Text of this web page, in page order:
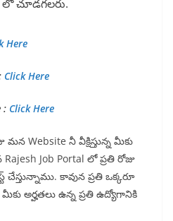
చూడగలరు.
Here
Click Here
: Click Here
Website నీ వీక్షిస్తున్న మీకు
Job Portal లో ప్రతి రోజు
చేస్తున్నాము. కావున ప్రతి ఒక్కరూ
అర్హతలు ఉన్న ప్రతి ఉద్యోగానికి